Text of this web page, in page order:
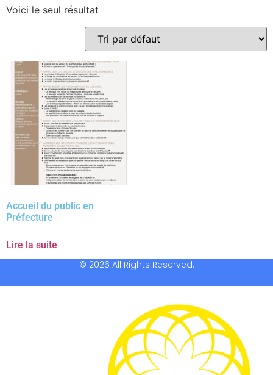
Voici le seul résultat
Accueil du public en
Préfecture
Lire la suite
© 2026 All Rights Reserved.